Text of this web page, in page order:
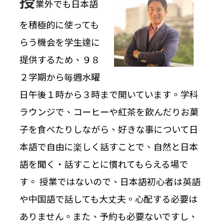
業外でも日本語
を積極的に使っても
らう機会を学生達に
提供するため、９８
２学期から毎週水曜
日午後１時から３時まで開いています。学科
ラウンジで、コーヒーや紅茶を飲んだりお菓
子を食べたりしながら、好きな事について日
本語で自由に楽しく話すことで、自然と日本
語を聞く・話すことに慣れてもらえる場で
す。 授業ではないので、日本語初心者は英語
や中国語で話しても大丈夫。心配する必要は
ありません。また、予約も必要ないですし、